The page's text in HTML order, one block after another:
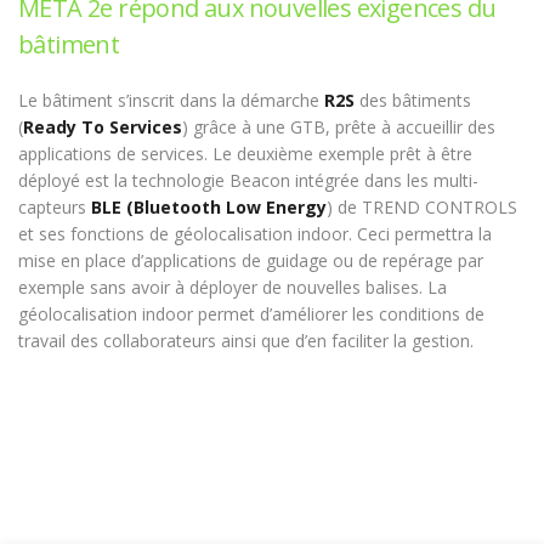
META 2e répond aux nouvelles exigences du
bâtiment
Le bâtiment s’inscrit dans la démarche R2S des bâtiments
(Ready To Services) grâce à une GTB, prête à accueillir des
applications de services. Le deuxième exemple prêt à être
déployé est la technologie Beacon intégrée dans les multi-
capteurs BLE (Bluetooth Low Energy) de TREND CONTROLS
et ses fonctions de géolocalisation indoor. Ceci permettra la
mise en place d’applications de guidage ou de repérage par
exemple sans avoir à déployer de nouvelles balises. La
géolocalisation indoor permet d’améliorer les conditions de
travail des collaborateurs ainsi que d’en faciliter la gestion.